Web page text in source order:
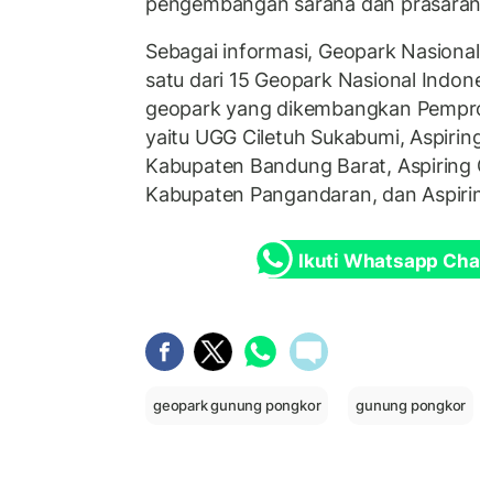
Sebagai informasi, Geopark
satu dari 15 Geopark Nasional
geopark yang dikembangkan
yaitu UGG Ciletuh Sukabumi,
Kabupaten Bandung Barat, Aspiring
Kabupaten Pangandaran, dan
Ikuti Whatsapp
geopark gunung pongkor gunung pongkor